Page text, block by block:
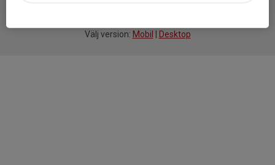
Välj version: Mobil Desktop